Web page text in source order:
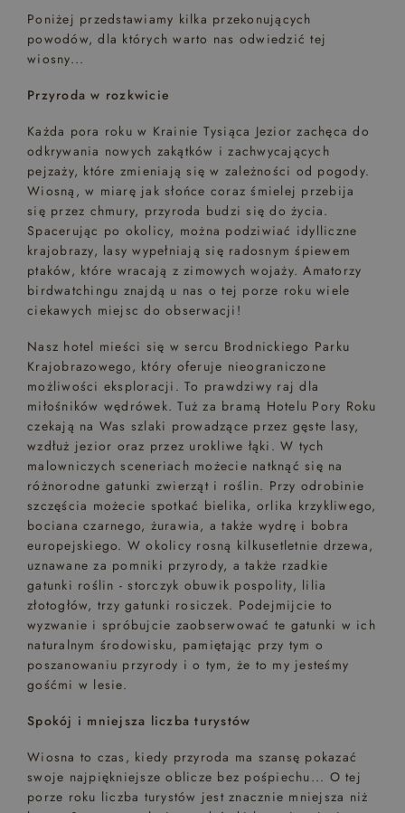
Poniżej przedstawiamy kilka przekonujących
powodów, dla których warto nas odwiedzić tej
wiosny...
Przyroda w rozkwicie
Każda pora roku w Krainie Tysiąca Jezior zachęca do
odkrywania nowych zakątków i zachwycających
pejzaży, które zmieniają się w zależności od pogody.
Wiosną, w miarę jak słońce coraz śmielej przebija
się przez chmury, przyroda budzi się do życia.
Spacerując po okolicy, można podziwiać idylliczne
krajobrazy, lasy wypełniają się radosnym śpiewem
ptaków, które wracają z zimowych wojaży. Amatorzy
birdwatchingu znajdą u nas o tej porze roku wiele
ciekawych miejsc do obserwacji!
Nasz hotel mieści się w sercu Brodnickiego Parku
Krajobrazowego, który oferuje nieograniczone
możliwości eksploracji. To prawdziwy raj dla
miłośników wędrówek. Tuż za bramą Hotelu Pory Roku
czekają na Was szlaki prowadzące przez gęste lasy,
wzdłuż jezior oraz przez urokliwe łąki. W tych
malowniczych sceneriach możecie natknąć się na
różnorodne gatunki zwierząt i roślin. Przy odrobinie
szczęścia możecie spotkać bielika, orlika krzykliwego,
bociana czarnego, żurawia, a także wydrę i bobra
europejskiego. W okolicy rosną kilkusetletnie drzewa,
uznawane za pomniki przyrody, a także rzadkie
gatunki roślin - storczyk obuwik pospolity, lilia
złotogłów, trzy gatunki rosiczek. Podejmijcie to
wyzwanie i spróbujcie zaobserwować te gatunki w ich
naturalnym środowisku, pamiętając przy tym o
poszanowaniu przyrody i o tym, że to my jesteśmy
gośćmi w lesie.
Spokój i mniejsza liczba turystów
Wiosna to czas, kiedy przyroda ma szansę pokazać
swoje najpiękniejsze oblicze bez pośpiechu... O tej
porze roku liczba turystów jest znacznie mniejsza niż